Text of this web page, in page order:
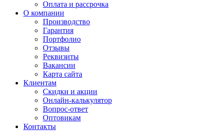
Оплата и рассрочка
О компании
Производство
Гарантия
Портфолио
Отзывы
Реквизиты
Вакансии
Карта сайта
Клиентам
Скидки и акции
Онлайн-калькулятор
Вопрос-ответ
Оптовикам
Контакты